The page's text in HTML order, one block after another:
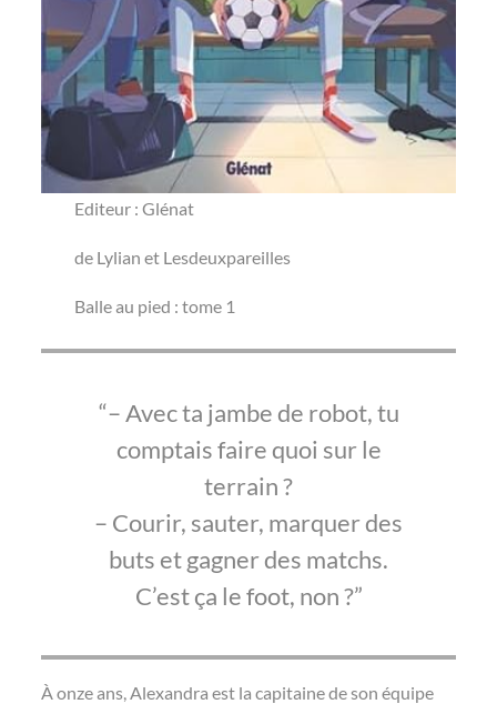
Editeur : Glénat
de Lylian et Lesdeuxpareilles
Balle au pied : tome 1
– Avec ta jambe de robot, tu
comptais faire quoi sur le
terrain ?
– Courir, sauter, marquer des
buts et gagner des matchs.
C’est ça le foot, non ?
À onze ans, Alexandra est la capitaine de son équipe